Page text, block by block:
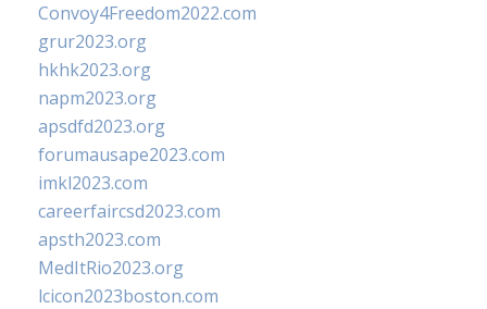
Convoy4Freedom2022.com
grur2023.org
hkhk2023.org
napm2023.org
apsdfd2023.org
forumausape2023.com
imkl2023.com
careerfaircsd2023.com
apsth2023.com
MedItRio2023.org
lcicon2023boston.com